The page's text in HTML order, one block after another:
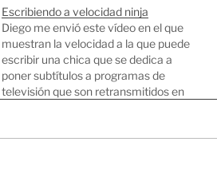
Escribiendo a velocidad ninja
Diego me envió este vídeo en el que
muestran la velocidad a la que puede
escribir una chica que se dedica a
poner subtítulos a programas de
televisión que son retransmitidos en
simplemente haciendo combos de